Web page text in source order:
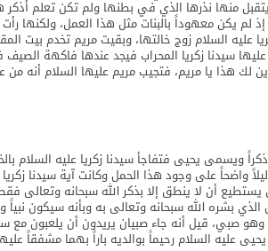
منها نذرها الذي في بطنها ولم تكن تعلم أذكر
يكن معهوداً بالبنات مثل هذا العمل، ولكنها
عليه السلام زوج خالتها، وبقيت مريم تخدم بيت
عليها سيدنا زكريا المحراب فيجد عندها فاكهة
هذا يا مريم، فتجيب مريم عليها السلام أنه من
ويسمى يحيى فتفاجأ سيدنا زكريا عليه السلام
واضحاً على وجود هذا الحمل وكانت آية سيدنا زكريا
أن لا ينطق إلا بذكر الله سبحانه وتعالى
الذي بشره الله سبحانه وتعالى به وبأنه سيكون نبياً
وهو صبي، قيل أنه جاء صبيان يريدون أن يلعبون مع
عليه السلام رحيماً بوالديه باراً بهما مشفقاً